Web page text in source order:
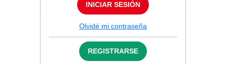
INICIAR SESIÓN
Olvidé mi contraseña
REGISTRARSE